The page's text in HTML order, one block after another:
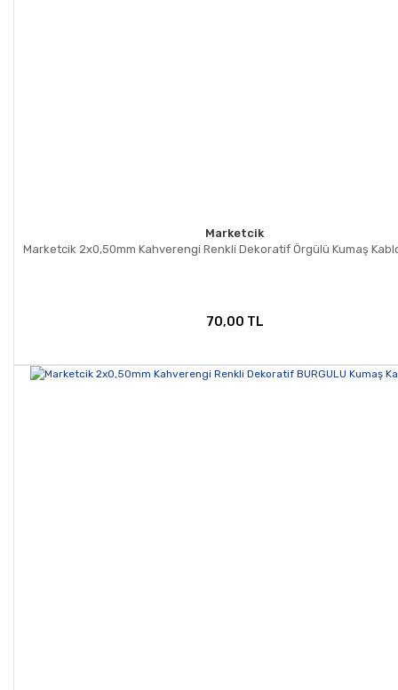
Marketcik
Marketcik 2x0,50mm Kahverengi Renkli Dekoratif Örgülü Kumaş
70,00 TL